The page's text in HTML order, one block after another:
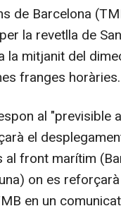
de Barcelona
la revetlla de
la mitjanit del
franges horàries.
al "previsible
el
front marítim
on es
en un